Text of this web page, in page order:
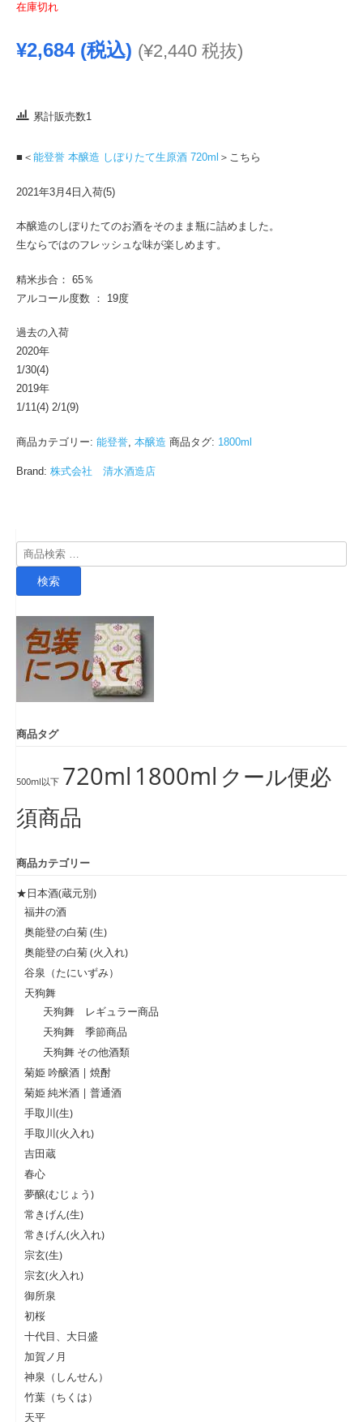
在庫切れ
¥2,684(税込) (¥2,440 税抜)
累計販売数1
■＜ 能登誉 本醸造 しぼりたて生原酒 720ml ＞こちら
2021年3月4日入荷(5)
本醸造のしぼりたてのお酒をそのまま瓶に詰めました。
生ならではのフレッシュな味が楽しめます。
精米歩合： 65％
アルコール度数 ： 19度
過去の入荷
2020年
1/30(4)
2019年
1/11(4) 2/1(9)
商品カテゴリー: 能登誉 本醸造 商品タグ: 1800ml
Brand: 株式会社 清水酒造店
検
索
検索
商品タグ
500ml以下 720ml 1800ml クール便必
須商品
商品カテゴリー
★日本酒(蔵元別)
福井の酒
奥能登の白菊 (生)
奥能登の白菊 (火入れ)
谷泉（たにいずみ）
天狗舞
天狗舞 レギュラー商品
天狗舞 季節商品
天狗舞 その他酒類
菊姫 吟醸酒 | 焼酎
菊姫 純米酒 | 普通酒
手取川(生)
手取川(火入れ)
吉田蔵
春心
夢醸(むじょう)
常きげん(生)
常きげん(火入れ)
宗玄(生)
宗玄(火入れ)
御所泉
初桜
十代目、大日盛
加賀ノ月
神泉（しんせん）
竹葉（ちくは）
天平